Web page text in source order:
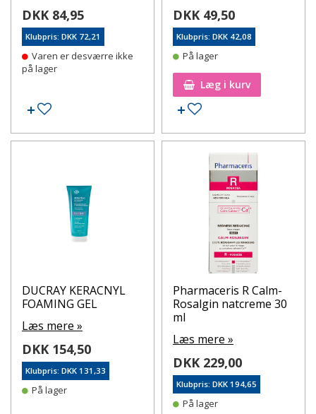
DKK 84,95
Klubpris: DKK 72,21
Varen er desværre ikke
på lager
Tilføj til ønskeseddel
DKK 49,50
Klubpris: DKK 42,08
På lager
Læg i kurv
Tilføj til ønskeseddel
DUCRAY KERACNYL
FOAMING GEL
Læs mere »
DKK 154,50
Klubpris: DKK 131,33
På lager
Pharmaceris R Calm-
Rosalgin natcreme 30
ml
Læs mere »
DKK 229,00
Klubpris: DKK 194,65
På lager